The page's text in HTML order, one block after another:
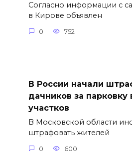
Согласно информации с
в Кирове объявлен
0 752
В России начали
дачников за парковку
участков
В Московской области
штрафовать жителей
0 600